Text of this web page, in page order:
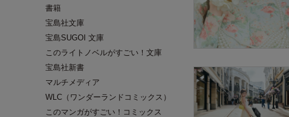
書籍
宝島社文庫
宝島SUGOI 文庫
このライトノベルがすごい！文庫
宝島社新書
マルチメディア
WLC（ワンダーランドコミックス）
このマンガがすごい！コミックス